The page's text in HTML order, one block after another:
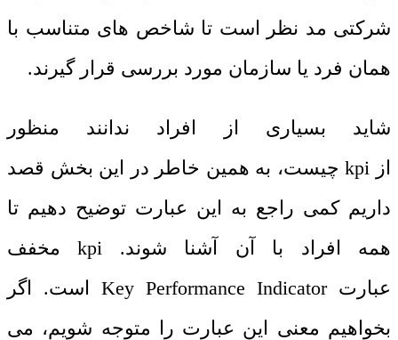
شرکتی مد نظر است تا شاخص های متناسب با
همان فرد یا سازمان مورد بررسی قرار گیرند.
شاید بسیاری از افراد ندانند منظور
از kpiچیست، به همین خاطر در این بخش قصد
داریم کمی راجع به این عبارت توضیح دهیم تا
همه افراد با آن آشنا شوند. kpiمخفف
عبارتKey Performance Indicator است. اگر
بخواهیم معنی این عبارت را متوجه شویم، می